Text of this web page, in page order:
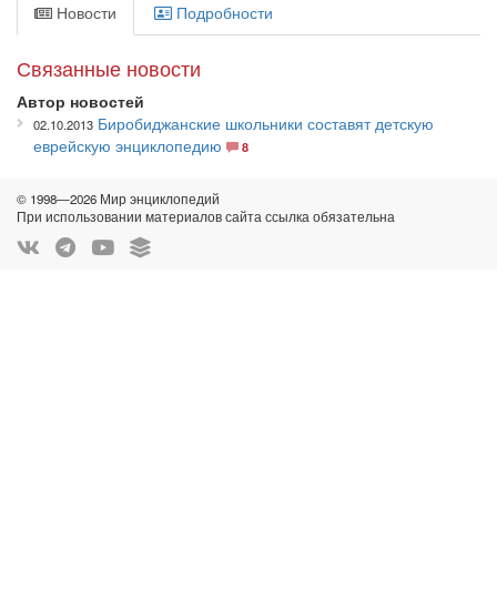
Новости Подробности
Связанные новости
Автор новостей
02.10.2013 Биробиджанские школьники составят детскую
еврейскую энциклопедию
8
© 1998—2026 Мир энциклопедий
При использовании материалов сайта ссылка обязательна